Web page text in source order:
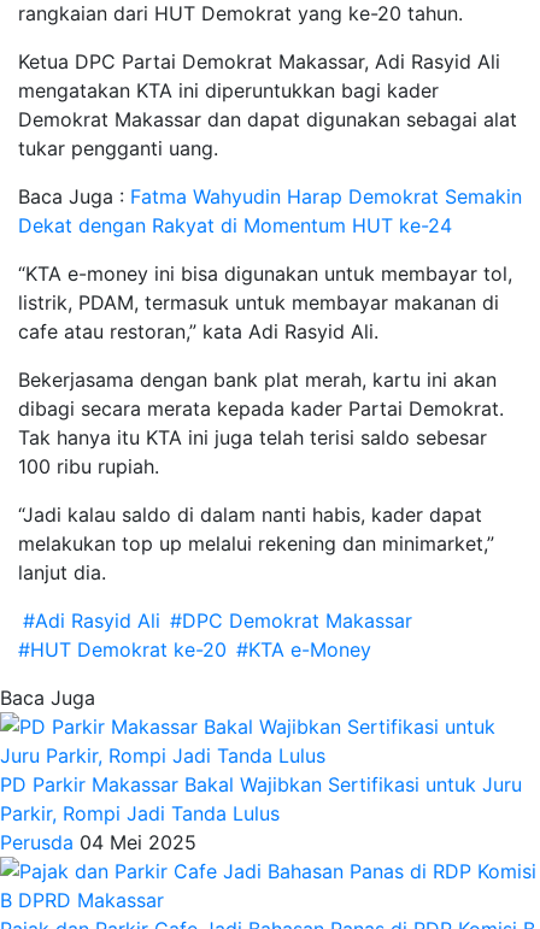
rangkaian dari HUT Demokrat yang ke-20 tahun.
Ketua DPC Partai Demokrat Makassar, Adi Rasyid Ali
mengatakan KTA ini diperuntukkan bagi kader
Demokrat Makassar dan dapat digunakan sebagai alat
tukar pengganti uang.
Baca Juga : Fatma Wahyudin Harap Demokrat Semakin
Dekat dengan Rakyat di Momentum HUT ke-24
“KTA e-money ini bisa digunakan untuk membayar tol,
listrik, PDAM, termasuk untuk membayar makanan di
cafe atau restoran,” kata Adi Rasyid Ali.
Bekerjasama dengan bank plat merah, kartu ini akan
dibagi secara merata kepada kader Partai Demokrat.
Tak hanya itu KTA ini juga telah terisi saldo sebesar
100 ribu rupiah.
“Jadi kalau saldo di dalam nanti habis, kader dapat
melakukan top up melalui rekening dan minimarket,”
lanjut dia.
#Adi Rasyid Ali #DPC Demokrat Makassar
#HUT Demokrat ke-20 #KTA e-Money
Baca Juga
PD Parkir Makassar Bakal Wajibkan Sertifikasi untuk Juru
Parkir, Rompi Jadi Tanda Lulus
Perusda 04 Mei 2025